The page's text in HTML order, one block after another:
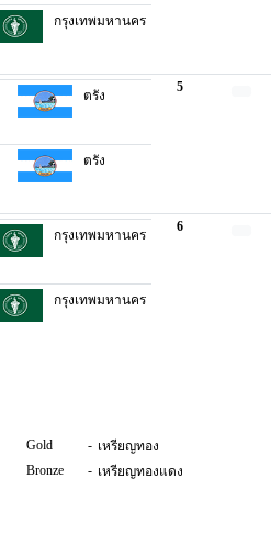
กรุงเทพมหานคร
ตรัง
ตรัง
5
กรุงเทพมหานคร
กรุงเทพมหานคร
6
Gold - เหรียญทอง
Bronze - เหรียญทองแดง